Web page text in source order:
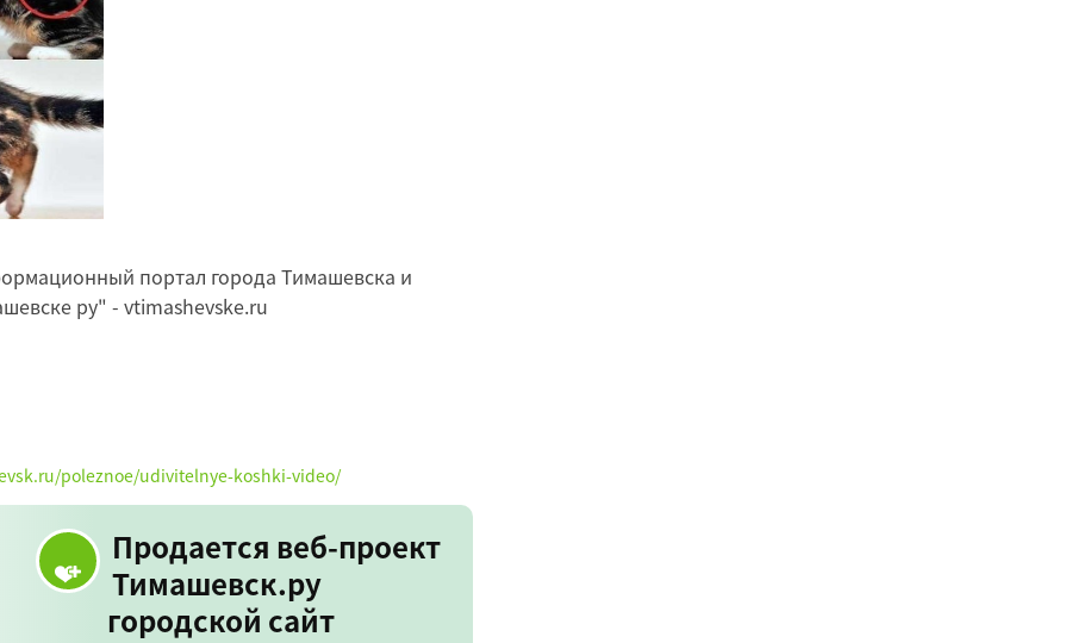
портал города Тимашевска и
ру" - vtimashevske.ru
poleznoe/udivitelnye-koshki-video/
Продается веб-проект
Тимашевск.ру
городской сайт